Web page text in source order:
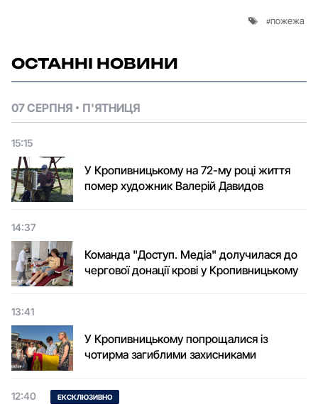
пожежа
ОСТАННІ НОВИНИ
07 СЕРПНЯ П'ЯТНИЦЯ
15:15
У Кропивницькому на 72-му році життя
помер художник Валерій Давидов
14:37
Команда "Доступ. Медіа" долучилася до
чергової донації крові у Кропивницькому
13:41
У Кропивницькому попрощалися із
чотирма загиблими захисниками
12:40 ЕКСКЛЮЗИВНО